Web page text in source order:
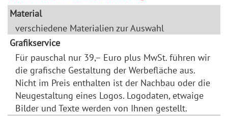
Material
verschiedene Materialien zur Auswahl
Grafikservice
Für pauschal nur 39,– Euro plus MwSt. führen wir
die grafische Gestaltung der Werbefläche aus.
Nicht im Preis enthalten ist der Nachbau oder die
Neugestaltung eines Logos. Logodaten, etwaige
Bilder und Texte werden von Ihnen gestellt.